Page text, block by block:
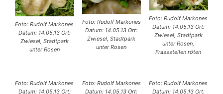
Foto: Rudolf Markones
Datum: 14.05.13 Ort:
Zwiesel, Stadtpark
unter Rosen
Foto: Rudolf Markones
Datum: 14.05.13 Ort:
Zwiesel, Stadtpark
unter Rosen
Foto: Rudolf Markones
Datum: 14.05.13 Ort:
Zwiesel, Stadtpark
unter Rosen,
Frassstellen röten
Foto: Rudolf Markones
Datum: 14.05.13 Ort:
Foto: Rudolf Markones
Datum: 14.05.13 Ort:
Foto: Rudolf Markones
Datum: 14.05.13 Ort: